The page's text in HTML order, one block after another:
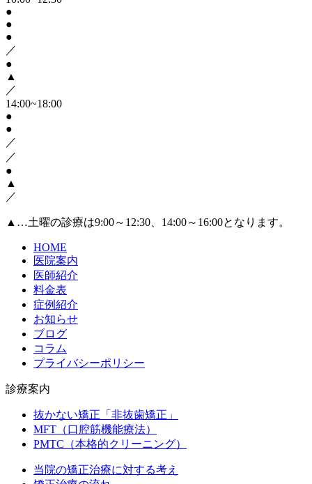
●
●
●
／
●
▲
／
14:00~18:00
●
●
／
／
●
▲
／
▲ …土曜の診療は9:00～12:30、14:00～16:00となります。
HOME
医院案内
医師紹介
料金表
症例紹介
お知らせ
ブログ
コラム
プライバシーポリシー
診療案内
抜かない矯正「非抜歯矯正」
MFT（口腔筋機能療法）
PMTC（本格的クリーニング）
当院の矯正治療に対する考え